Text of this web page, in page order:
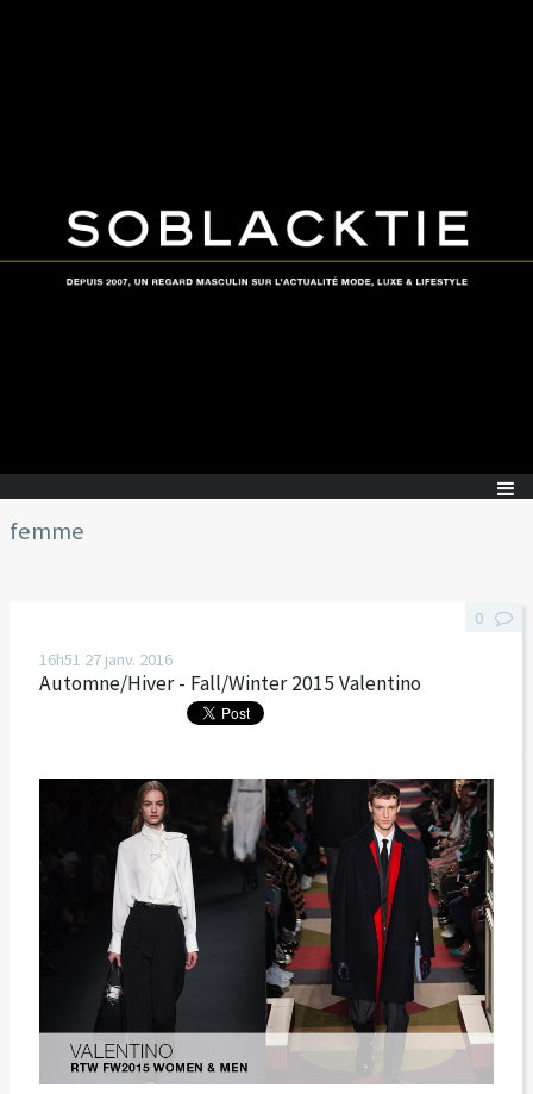
femme
16h51 27 janv. 2016
Automne/Hiver - Fall/Winter 2015 Valentino
0